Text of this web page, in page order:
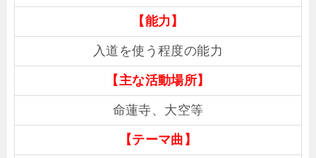
【能力】
入道を使う程度の能力
【主な活動場所】
命蓮寺、大空等
【テーマ曲】